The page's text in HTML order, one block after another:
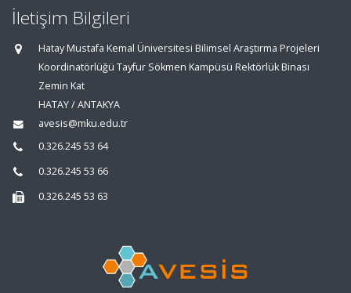
İletişim Bilgileri
Hatay Mustafa Kemal Üniversitesi Bilimsel Araştırma Projeleri
Koordinatörlüğü Tayfur Sökmen Kampüsü Rektörlük Binası
Zemin Kat
HATAY / ANTAKYA
avesis@mku.edu.tr
0.326.245 53 64
0.326.245 53 66
0.326.245 53 63